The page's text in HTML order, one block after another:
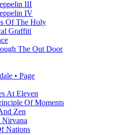
III
IV
Of The Holy
Graffiti
The Out Door
• Page
At Eleven
Of Moments
Zen
Nations